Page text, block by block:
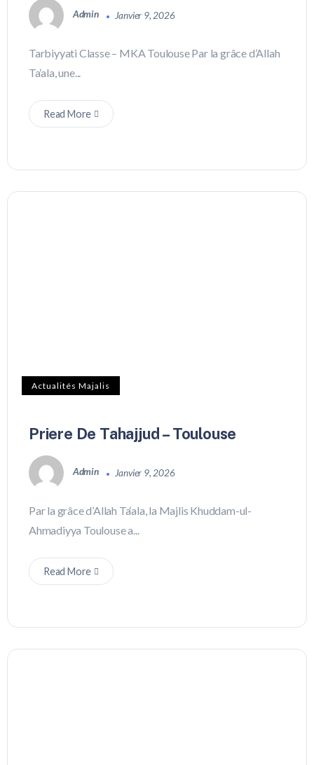
Admin Janvier 9, 2026
Tarbiyyati Classe – MKA Toulouse Par la grâce d’Allah
Ta‘ala, une...
Read More
Actualités Majalis
Priere De Tahajjud – Toulouse
Admin Janvier 9, 2026
Par la grâce d’Allah Ta‘ala, la Majlis Khuddam-ul-
Ahmadiyya Toulouse a...
Read More